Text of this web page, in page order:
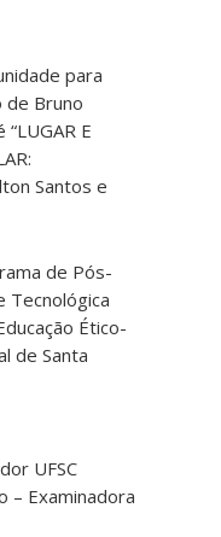
para
de Bruno
E
Santos e
de Pós-
Tecnológica
Ético-
de Santa
UFSC
– Examinadora